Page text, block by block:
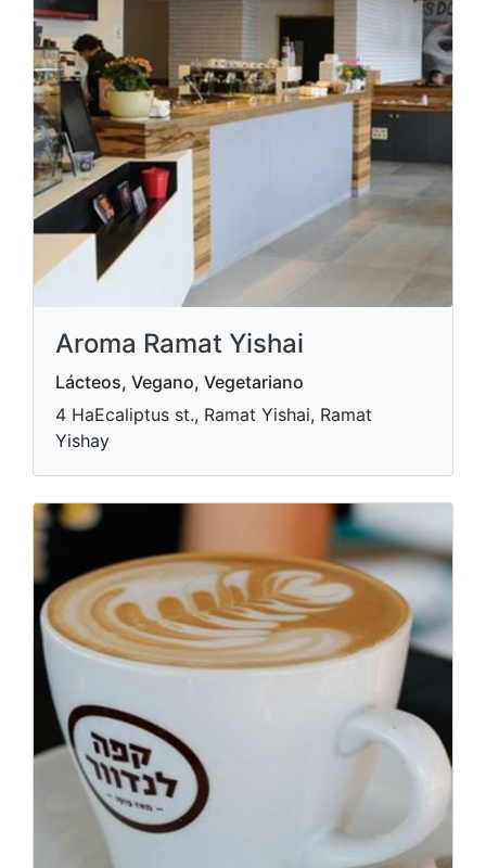
Aroma Ramat Yishai
Lácteos, Vegano, Vegetariano
4 HaEcaliptus st., Ramat Yishai, Ramat
Yishay